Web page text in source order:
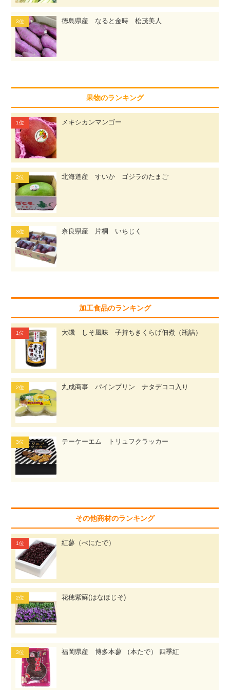
徳島県産 なると金時 松茂美人
果物のランキング
メキシカンマンゴー
北海道産 すいか ゴジラのたまご
奈良県産 片桐 いちじく
加工食品のランキング
大磯 しそ風味 子持ちきくらげ佃煮（瓶詰）
丸成商事 パインプリン ナタデココ入り
テーケーエム トリュフクラッカー
その他商材のランキング
紅蓼（べにたで）
花穂紫蘇(はなほじそ)
福岡県産 博多本蓼 （本たで） 四季紅